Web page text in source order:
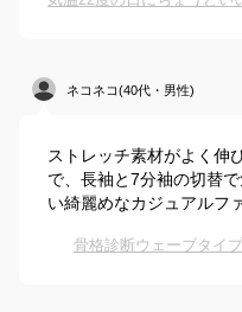
ネコネコ(40代・男性)
ストレッチ素材がよく伸
で、長袖と7分袖の切替
い綺麗めなカジュアルフ
骨格診断ウェーブタイ